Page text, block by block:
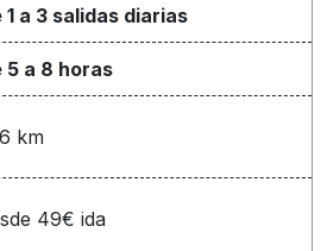
1 a 3 salidas diarias
5 a 8 horas
km
49€ ida